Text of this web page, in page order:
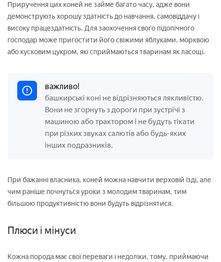
Приручення цих коней не займе багато часу, адже вони
демонструють хорошу здатність до навчання, самовіддачу і
високу працездатність. Для заохочення свого підопічного
господар може пригостити його свіжими яблуками, морквою
або кусковим цукром, які сприймаються тваринам як ласощі.
важливо!
башкирські коні не відрізняються лякливістю.
Вони не згорнуть з дороги при зустрічі з
машиною або трактором і не будуть тікати
при різких звуках салютів або будь-яких
інших подразників.
При бажанні власника, коней можна навчити верховій їзді, але
чим раніше почнуться уроки з молодим тваринам, тим
більшою продуктивністю вони будуть відрізнятися.
Плюси і мінуси
Кожна порода має свої переваги і недоліки, тому, приймаючи